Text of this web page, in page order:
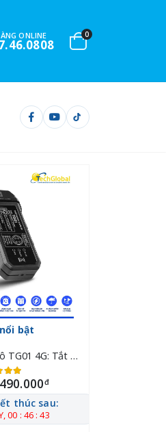
ONLINE 0
và
bật
Thiết bị định vị ô tô TG01 4G: Tắt máy từ xa, Chống trộm 24/7
đ
thúc sau:
00 : 46 : 42